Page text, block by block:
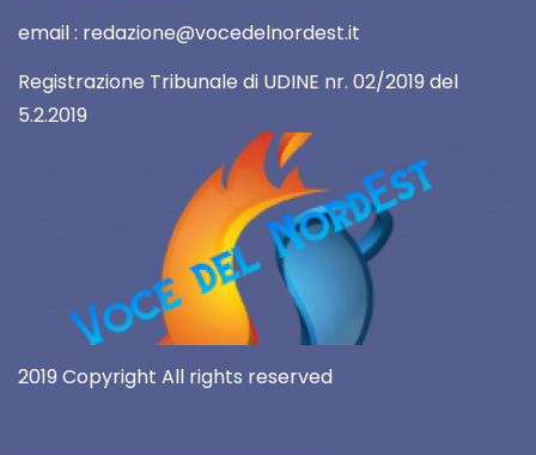
email : redazione@vocedelnordest.it
Registrazione Tribunale di UDINE nr. 02/2019 del
5.2.2019
2019 Copyright All rights reserved